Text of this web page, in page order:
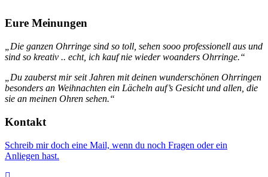
Eure Meinungen
„Die ganzen Ohrringe sind so toll, sehen sooo professionell aus und
sind so kreativ .. echt, ich kauf nie wieder woanders Ohrringe.“
„Du zauberst mir seit Jahren mit deinen wunderschönen Ohrringen
besonders an Weihnachten ein Lächeln auf’s Gesicht und allen, die
sie an meinen Ohren sehen.“
Kontakt
Schreib mir doch eine Mail, wenn du noch Fragen oder ein
Anliegen hast.